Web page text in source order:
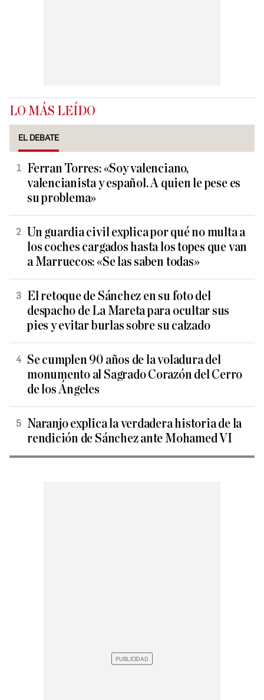
LO MÁS LEÍDO
EL DEBATE
Ferran Torres: «Soy valenciano,
valencianista y español. A quien le pese es
su problema»
Un guardia civil explica por qué no multa a
los coches cargados hasta los topes que van
a Marruecos: «Se las saben todas»
El retoque de Sánchez en su foto del
despacho de La Mareta para ocultar sus
pies y evitar burlas sobre su calzado
Se cumplen 90 años de la voladura del
monumento al Sagrado Corazón del Cerro
de los Ángeles
Naranjo explica la verdadera historia de la
rendición de Sánchez ante Mohamed VI